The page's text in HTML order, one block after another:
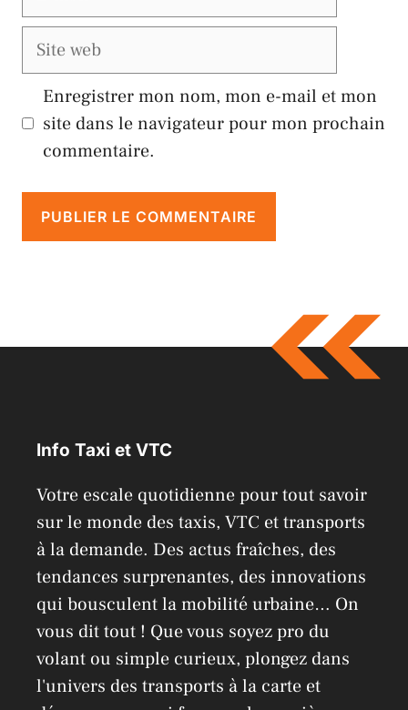
Site
Enregistrer mon nom, mon e-mail et mon
site dans le navigateur pour mon prochain
commentaire.
e
Info Taxi et VTC
Votre escale quotidienne pour tout savoir
sur le monde des taxis, VTC et transports
à la demande. Des actus fraîches, des
tendances surprenantes, des innovations
qui bousculent la mobilité urbaine… On
vous dit tout ! Que vous soyez pro du
volant ou simple curieux, plongez dans
l'univers des transports à la carte et